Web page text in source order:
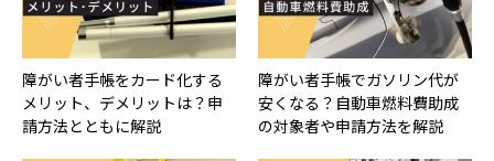
障がい者手帳をカード化する
メリット、デメリットは？申
請方法とともに解説
障がい者手帳でガソリン代が
安くなる？自動車燃料費助成
の対象者や申請方法を解説